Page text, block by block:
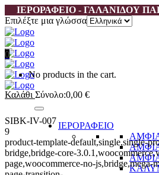
ΙΕΡΟΡΑΦΕΙΟ - ΓΑΛΑΝΙΔΟΥ
Επιλέξτε μια γλώσσα
0
No products in the cart.
Καλάθι Σύνολο:0,00 €
ΙΕΡΟΡΑΦΕΙΟ
SIBK-IV-007
9
product-template-default,single,single-
bridge,bridge-core-
page,woocommerce-no-js,bridge,mega-